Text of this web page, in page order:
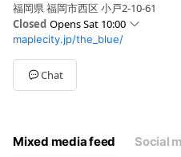
福岡県 福岡市西区 小戸2-10-61
Closed Opens Sat 10:00
Sun10:00 - 19:00
Mon11:00 - 19:00
TueClosed
WedClosed
Sat
10:00 - 19:00
火曜・水曜が祝日の場合営業いたし
maplecity.jp/the_blue/
Chat
Mixed media feed Social